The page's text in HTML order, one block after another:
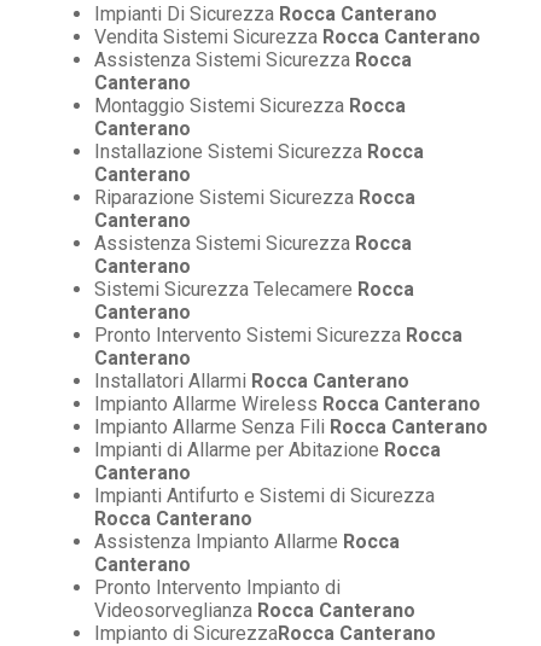
Impianti Di Sicurezza Rocca Canterano
Vendita Sistemi Sicurezza Rocca Canterano
Assistenza Sistemi Sicurezza Rocca
Canterano
Montaggio Sistemi Sicurezza Rocca
Canterano
Installazione Sistemi Sicurezza Rocca
Canterano
Riparazione Sistemi Sicurezza Rocca
Canterano
Assistenza Sistemi Sicurezza Rocca
Canterano
Sistemi Sicurezza Telecamere Rocca
Canterano
Pronto Intervento Sistemi Sicurezza Rocca
Canterano
Installatori Allarmi Rocca Canterano
Impianto Allarme Wireless Rocca Canterano
Impianto Allarme Senza Fili Rocca Canterano
Impianti di Allarme per Abitazione Rocca
Canterano
Impianti Antifurto e Sistemi di Sicurezza
Rocca Canterano
Assistenza Impianto Allarme Rocca
Canterano
Pronto Intervento Impianto di
Videosorveglianza Rocca Canterano
Impianto di SicurezzaRocca Canterano